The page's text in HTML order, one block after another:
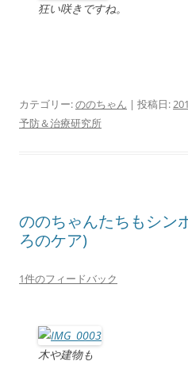
狂い咲きですね。
カテゴリー:ののちゃん | 投稿日:
予防＆治療研究所
ののちゃんたちもシン
ろのケア)
1件のフィードバック
木や建物も